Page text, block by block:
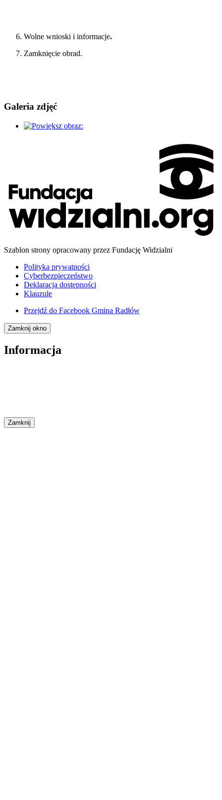
Wolne wnioski i informacje.
Zamknięcie obrad.
Galeria zdjęć
Szablon strony opracowany przez Fundację Widzialni
Polityka prywatności
Cyberbezpieczeństwo
Deklaracja dostępności
Klauzule
Przejdź do Facebook Gmina Radłów
Zamknij okno
Informacja
Zamknij